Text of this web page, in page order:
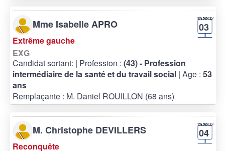
Mme Isabelle APRO 03
Extrême gauche
EXG
Candidat sortant: | Profession : (43) - Profession
intermédiaire de la santé et du travail social | Age : 53
ans
Remplaçante : M. Daniel ROUILLON (68 ans)
M. Christophe DEVILLERS 04
Reconquête